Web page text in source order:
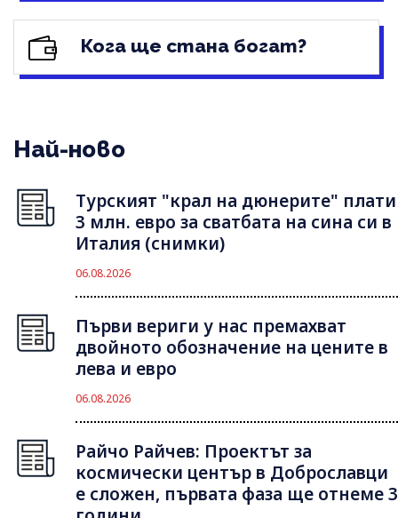
Кога ще стана богат?
Най-ново
Турският "крал на дюнерите" плати
3 млн. евро за сватбата на сина си в
Италия (снимки)
06.08.2026
Първи вериги у нас премахват
двойното обозначение на цените в
лева и евро
06.08.2026
Райчо Райчев: Проектът за
космически център в Доброславци
е сложен, първата фаза ще отнеме 3